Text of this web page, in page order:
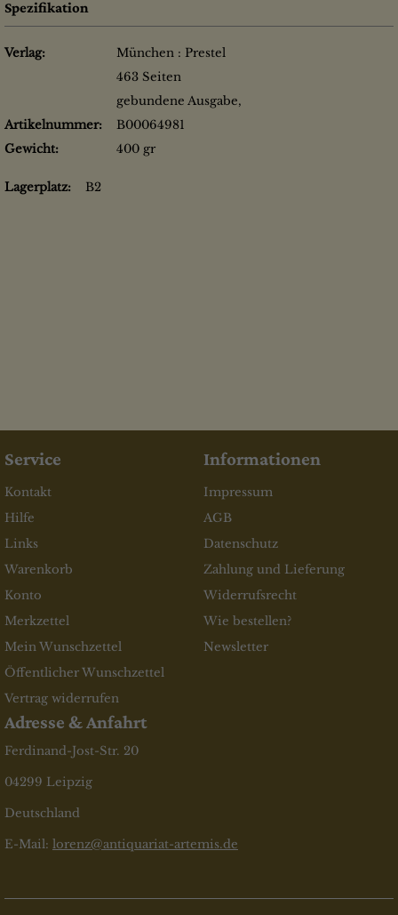
Spezifikation
Verlag:
München : Prestel
463 Seiten
gebundene Ausgabe,
Artikelnummer:
B00064981
Gewicht:
400 gr
Lagerplatz: B2
Service
Kontakt
Hilfe
Links
Warenkorb
Konto
Merkzettel
Mein Wunschzettel
Öffentlicher Wunschzettel
Vertrag widerrufen
Informationen
Impressum
AGB
Datenschutz
Zahlung und Lieferung
Widerrufsrecht
Wie bestellen?
Newsletter
Adresse & Anfahrt
Ferdinand-Jost-Str. 20
04299 Leipzig
Deutschland
E-Mail: lorenz@antiquariat-artemis.de